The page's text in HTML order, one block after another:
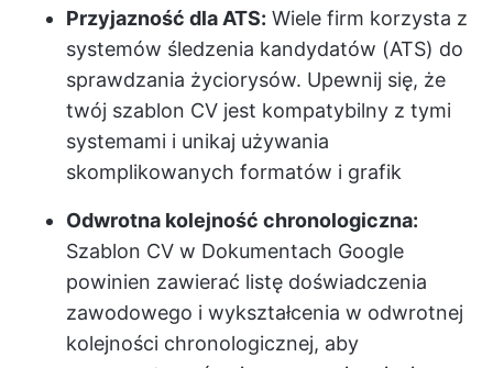
Przyjazność dla ATS: Wiele firm korzysta z
systemów śledzenia kandydatów (ATS) do
sprawdzania życiorysów. Upewnij się, że
twój szablon CV jest kompatybilny z tymi
systemami i unikaj używania
skomplikowanych formatów i grafik
Odwrotna kolejność chronologiczna:
Szablon CV w Dokumentach Google
powinien zawierać listę doświadczenia
zawodowego i wykształcenia w odwrotnej
kolejności chronologicznej, aby